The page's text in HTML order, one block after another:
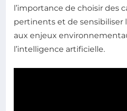
l’importance de choisir des
pertinents et de sensibiliser
aux enjeux
l’intelligence artificielle.